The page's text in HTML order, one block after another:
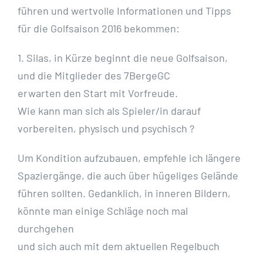
führen und wertvolle Informationen und Tipps
für die Golfsaison 2016 bekommen:
1. Silas, in Kürze beginnt die neue Golfsaison,
und die Mitglieder des 7BergeGC
erwarten den Start mit Vorfreude.
Wie kann man sich als Spieler/in darauf
vorbereiten, physisch und psychisch ?
Um Kondition aufzubauen, empfehle ich längere
Spaziergänge, die auch über hügeliges Gelände
führen sollten. Gedanklich, in inneren Bildern,
könnte man einige Schläge noch mal
durchgehen
und sich auch mit dem aktuellen Regelbuch